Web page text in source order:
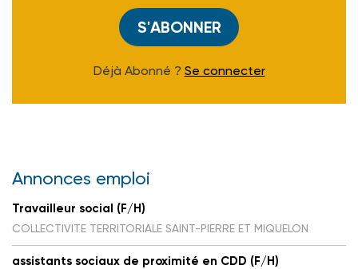
S'ABONNER
Déjà Abonné ? Se connecter
Annonces emploi
Travailleur social (F/H)
COLLECTIVITE TERRITORIALE SAINT-PIERRE ET MIQUELON
assistants sociaux de proximité en CDD (F/H)